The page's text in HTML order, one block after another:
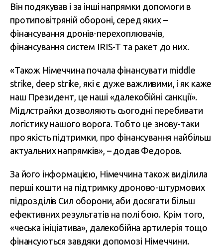
Він подякував і за інші напрямки допомоги в
протиповітряній обороні, серед яких –
фінансування дронів-перехоплювачів,
фінансування систем IRIS-T та ракет до них.
«Також Німеччина почала фінансувати middle
strike, deep strike, які є дуже важливими, і як каже
наш Президент, це наші «далекобійні санкції».
Мідлстрайки дозволяють сьогодні перебивати
логістику нашого ворога. Тобто це знову-таки
про якість підтримки, про фінансування найбільш
актуальних напрямків», – додав Федоров.
За його інформацією, Німеччина також виділила
перші кошти на підтримку дроново-штурмових
підрозділів Сил оборони, аби досягати більш
ефективних результатів на полі бою. Крім того,
«чеська ініціатива», далекобійна артилерія тощо
фінансуються завдяки допомозі Німеччини.